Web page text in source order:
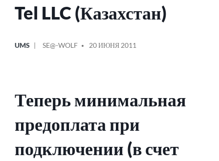
Tel LLC (Казахстан)
В
UMS
ОТ
SE@-WOLF 20 ИЮНЯ 2011
Теперь минимальная
предоплата при
подключении (в счет